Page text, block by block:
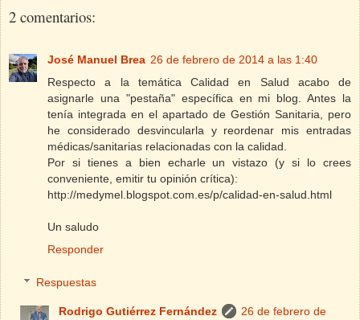
2 comentarios:
José Manuel Brea 26 de febrero de 2014 a las 1:40
Respecto a la temática Calidad en Salud acabo de
asignarle una "pestaña" específica en mi blog. Antes la
tenía integrada en el apartado de Gestión Sanitaria, pero
he considerado desvincularla y reordenar mis entradas
médicas/sanitarias relacionadas con la calidad.
Por si tienes a bien echarle un vistazo (y si lo crees
conveniente, emitir tu opinión crítica):
http://medymel.blogspot.com.es/p/calidad-en-salud.html
Un saludo
Responder
Respuestas
Rodrigo Gutiérrez Fernández
26 de febrero de